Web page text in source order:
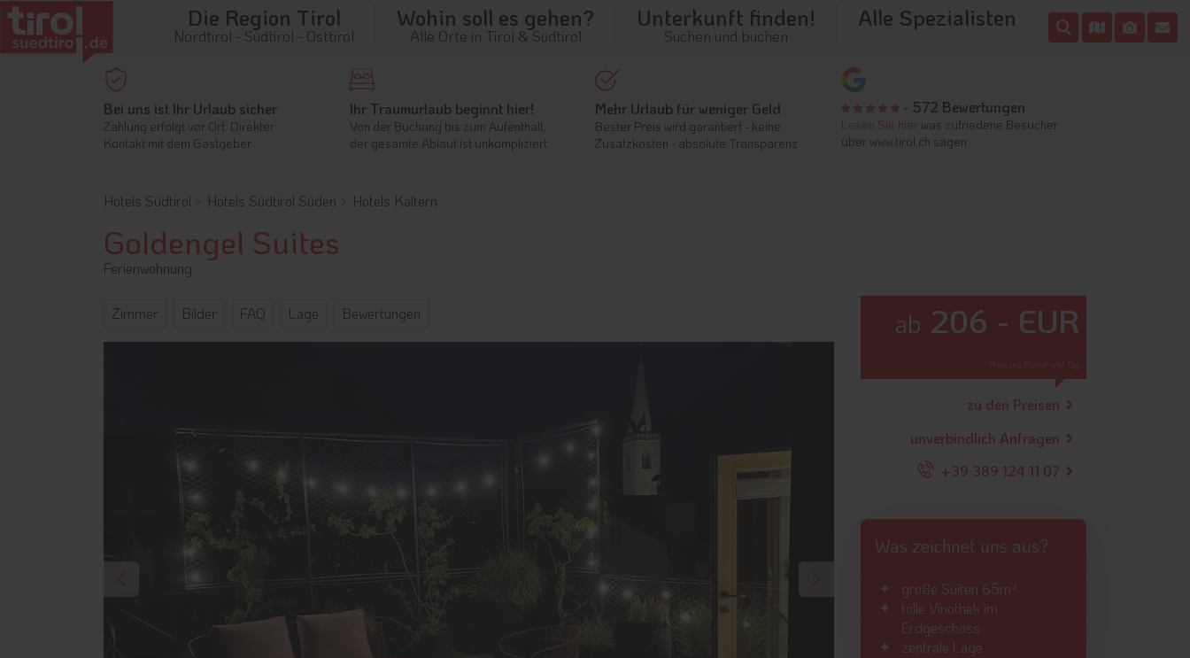
Die Region Tirol
Nordtirol - Südtirol - Osttirol
Wohin soll es gehen?
Alle Orte in Tirol & Südtirol
Unterkunft finden!
Suchen und buchen
Alle Spezialisten
Bei uns ist Ihr Urlaub sicher
Zahlung erfolgt vor Ort. Direkter
Kontakt mit dem Gastgeber
Ihr Traumurlaub beginnt hier!
Von der Buchung bis zum Aufenthalt,
der gesamte Ablauf ist unkompliziert
Mehr Urlaub für weniger Geld
Bester Preis wird garantiert - keine
Zusatzkosten - absolute Transparenz
- 572 Bewertungen
Lesen Sie hierwas zufriedene Besucher
über www.tirol.ch sagen
Hotels Südtirol Hotels Südtirol Süden Hotels Kaltern
Goldengel Suites
Ferienwohnung
Zimmer Bilder FAQ Lage Bewertungen ab 206 - EUR
zu den Preisen
unverbindlich Anfragen
+39 389 124 11 07
Was zeichnet uns aus?
große Suiten 65m²
tolle Vinothek im
Erdgeschoss
zentrale Lage